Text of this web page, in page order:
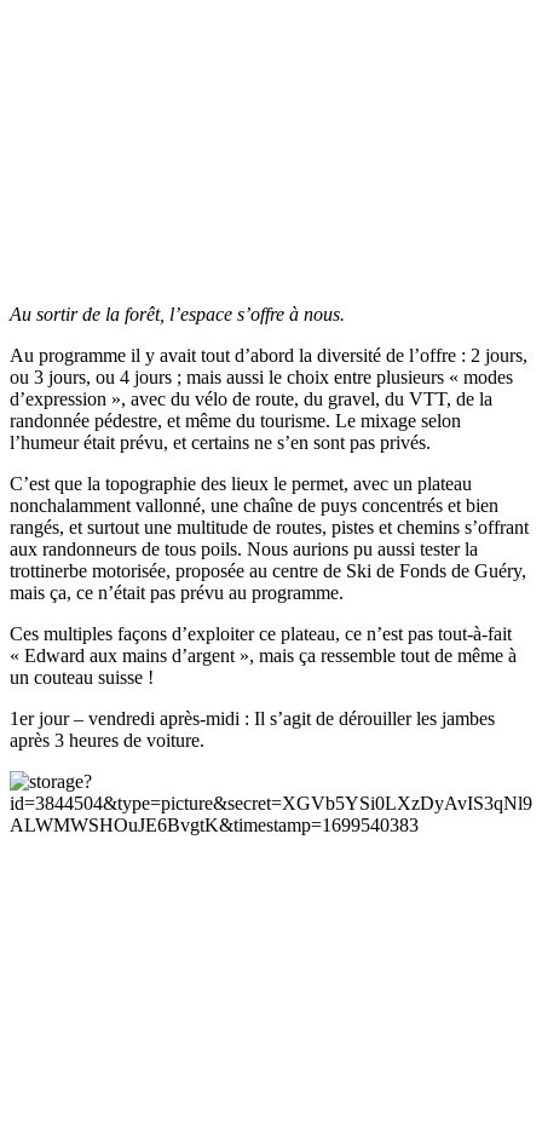
Au sortir de la forêt, l’espace s’offre à nous.
Au programme il y avait tout d’abord la diversité de l’offre : 2 jours,
ou 3 jours, ou 4 jours ; mais aussi le choix entre plusieurs « modes
d’expression », avec du vélo de route, du gravel, du VTT, de la
randonnée pédestre, et même du tourisme. Le mixage selon
l’humeur était prévu, et certains ne s’en sont pas privés.
C’est que la topographie des lieux le permet, avec un plateau
nonchalamment vallonné, une chaîne de puys concentrés et bien
rangés, et surtout une multitude de routes, pistes et chemins s’offrant
aux randonneurs de tous poils. Nous aurions pu aussi tester la
trottinerbe motorisée, proposée au centre de Ski de Fonds de Guéry,
mais ça, ce n’était pas prévu au programme.
Ces multiples façons d’exploiter ce plateau, ce n’est pas tout-à-fait
« Edward aux mains d’argent », mais ça ressemble tout de même à
un couteau suisse !
1er jour – vendredi après-midi : Il s’agit de dérouiller les jambes
après 3 heures de voiture.